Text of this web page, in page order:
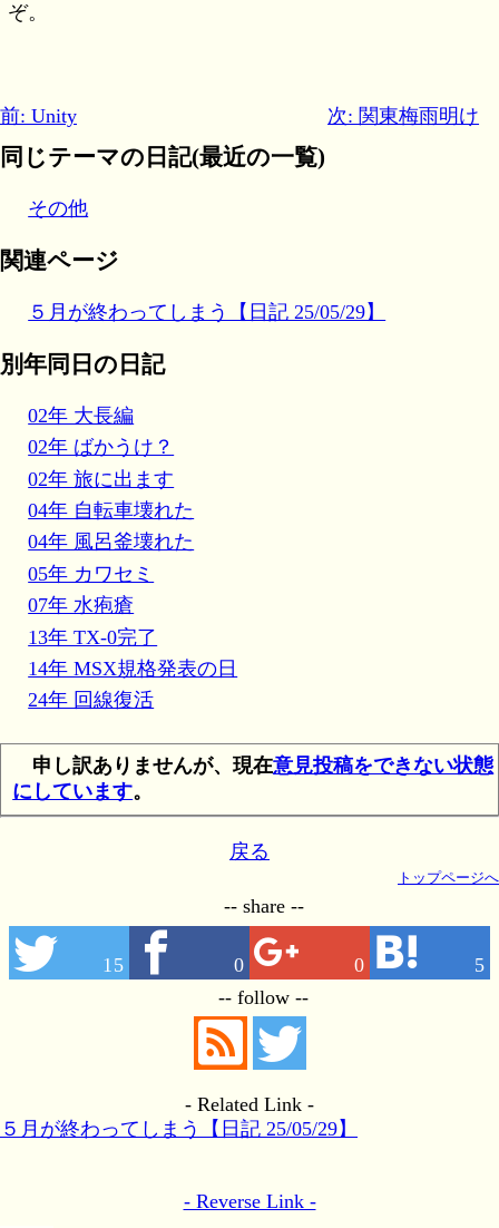
ぞ。
前: Unity 次: 関東梅雨明け
同じテーマの日記(最近の一覧)
その他
関連ページ
５月が終わってしまう【日記 25/05/29】
別年同日の日記
02年 大長編
02年 ばかうけ？
02年 旅に出ます
04年 自転車壊れた
04年 風呂釜壊れた
05年 カワセミ
07年 水疱瘡
13年 TX-0完了
14年 MSX規格発表の日
24年 回線復活
申し訳ありませんが、現在意見投稿をできない状態
にしています。
戻る
トップページへ
-- share --
15 0 0 5
-- follow --
- Related Link -
５月が終わってしまう【日記 25/05/29】
- Reverse Link -